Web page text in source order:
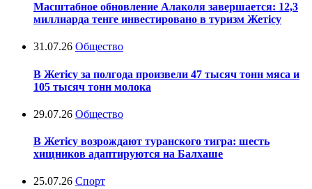
Масштабное обновление Алаколя завершается: 12,3
миллиарда тенге инвестировано в туризм Жетісу
31.07.26 Общество
В Жетісу за полгода произвели 47 тысяч тонн мяса и
105 тысяч тонн молока
29.07.26 Общество
В Жетісу возрождают туранского тигра: шесть
хищников адаптируются на Балхаше
25.07.26 Спорт